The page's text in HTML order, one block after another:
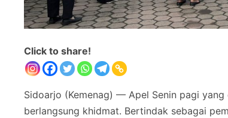
Click to share!
Sidoarjo (Kemenag) — Apel Senin pagi
berlangsung khidmat. Bertindak sebagai